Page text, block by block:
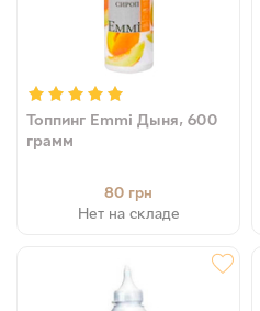
Топпинг Emmi Дыня, 600
грамм
80 грн
Нет на складе